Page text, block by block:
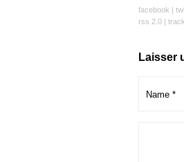
facebook |
rss 2.0|
Laisser